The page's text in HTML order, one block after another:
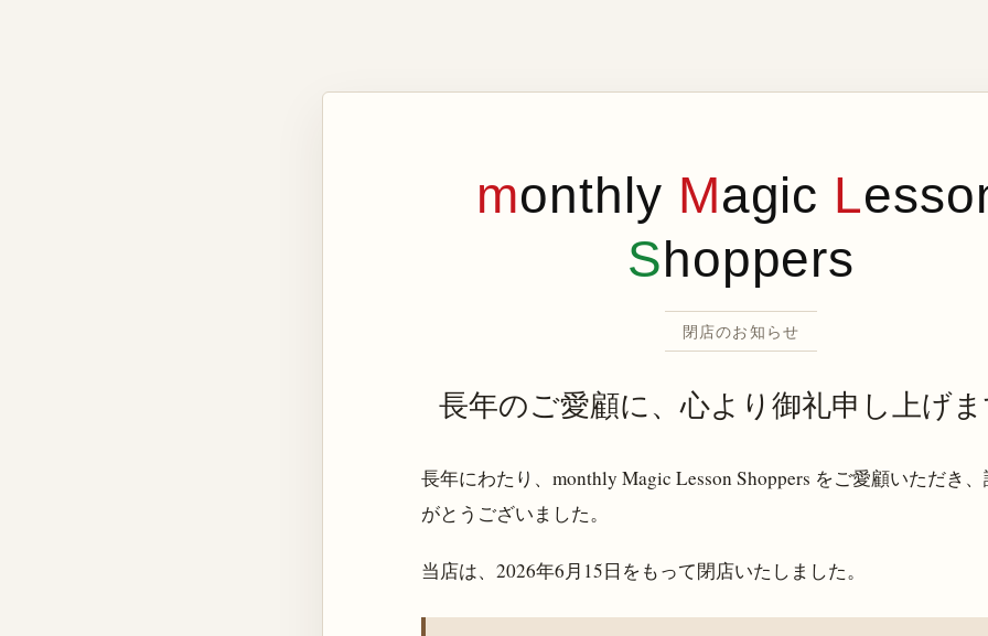
monthly Magic L
Shoppers
閉店のお知らせ
長年のご愛顧に、心より御礼申し上げ
長年にわたり、monthly Magic Lesson Shoppers をご愛顧いただき
がとうございました。
当店は、 2026年6月15日 をもって閉店いたしました。